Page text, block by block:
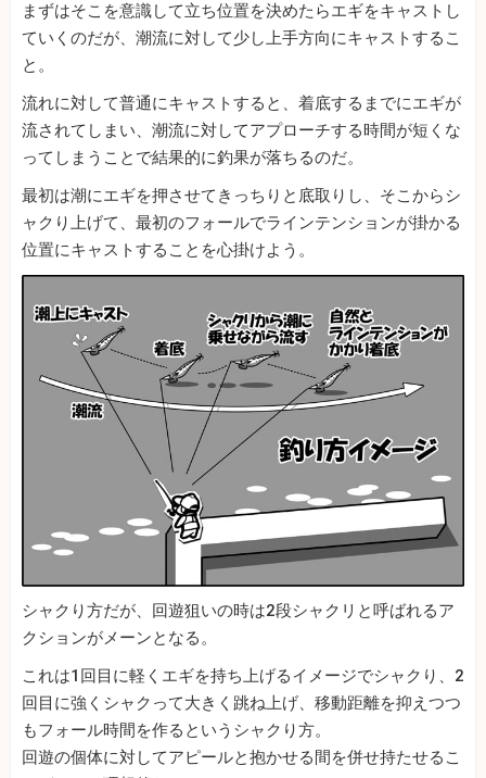
まずはそこを意識して立ち位置を決めたらエギをキャストし
ていくのだが、潮流に対して少し上手方向にキャストするこ
と。
流れに対して普通にキャストすると、着底するまでにエギが
流されてしまい、潮流に対してアプローチする時間が短くな
ってしまうことで結果的に釣果が落ちるのだ。
最初は潮にエギを押させてきっちりと底取りし、そこからシ
ャクり上げて、最初のフォールでラインテンションが掛かる
位置にキャストすることを心掛けよう。
シャクり方だが、回遊狙いの時は2段シャクリと呼ばれるア
クションがメーンとなる。
これは1回目に軽くエギを持ち上げるイメージでシャクり、2
回目に強くシャクって大きく跳ね上げ、移動距離を抑えつつ
もフォール時間を作るというシャクり方。
回遊の個体に対してアピールと抱かせる間を併せ持たせるこ